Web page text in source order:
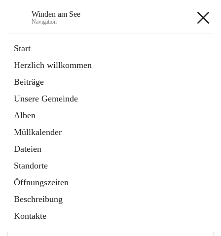
Winden am See
Navigation
Start
Herzlich willkommen
Beiträge
Unsere Gemeinde
Alben
Müllkalender
Dateien
Standorte
Öffnungszeiten
Beschreibung
Kontakte
Externe Webseite
in
Tab
Bebauungsplan
öffnet
in
neuem
Tab